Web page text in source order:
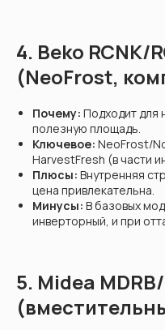
4. Beko RCNK/
(NeoFrost,
Почему: Подходит для
полезную площадь.
Ключевое: NeoFrost/
HarvestFresh (в части
Плюсы: Внутренняя
цена привлекательна.
Минусы: В базовых
инверторный, и при
5. Midea